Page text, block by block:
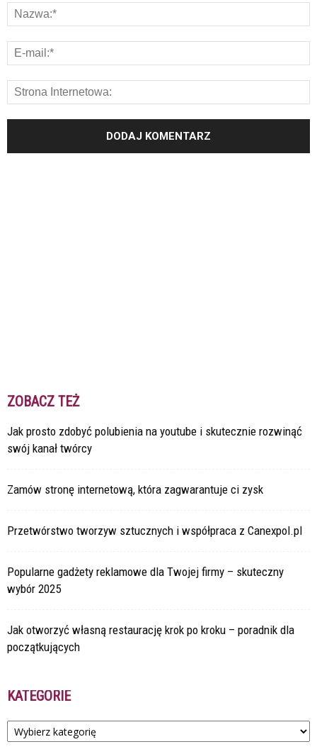
ZOBACZ TEŻ
Jak prosto zdobyć polubienia na youtube i skutecznie rozwinąć
swój kanał twórcy
Zamów stronę internetową, która zagwarantuje ci zysk
Przetwórstwo tworzyw sztucznych i współpraca z Canexpol.pl
Popularne gadżety reklamowe dla Twojej firmy – skuteczny
wybór 2025
Jak otworzyć własną restaurację krok po kroku – poradnik dla
początkujących
KATEGORIE
Kategorie